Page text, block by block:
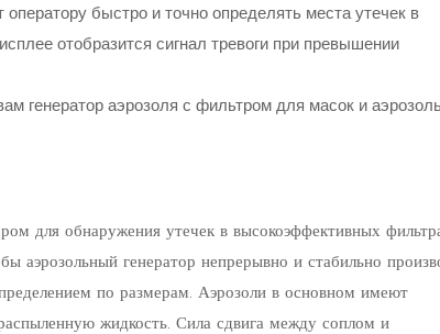
быстро и точно определять места утечек в
отобразится сигнал тревоги при превышении
для обнаружения утечек в высокоэффективных
аэрозольный генератор непрерывно и стабильно
по размерам. Аэрозоли в основном имеют
жидкость. Сила сдвига между соплом и